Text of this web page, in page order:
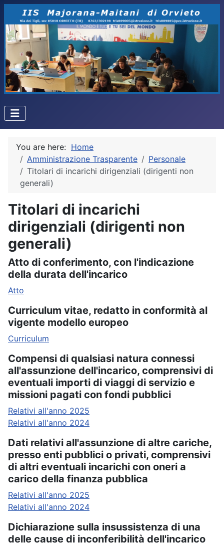
You are here: Home
Amministrazione Trasparente
Personale
Titolari di incarichi dirigenziali (dirigenti non
generali)
Titolari di incarichi
dirigenziali (dirigenti non
generali)
Atto di conferimento, con l'indicazione
della durata dell'incarico
Atto
Curriculum vitae, redatto in conformità al
vigente modello europeo
Curriculum
Compensi di qualsiasi natura connessi
all'assunzione dell'incarico, comprensivi di
eventuali importi di viaggi di servizio e
missioni pagati con fondi pubblici
Relativi all'anno 2025
Relativi all'anno 2024
Dati relativi all'assunzione di altre cariche,
presso enti pubblici o privati, comprensivi
di altri eventuali incarichi con oneri a
carico della finanza pubblica
Relativi all'anno 2025
Relativi all'anno 2024
Dichiarazione sulla insussistenza di una
delle cause di inconferibilità dell'incarico